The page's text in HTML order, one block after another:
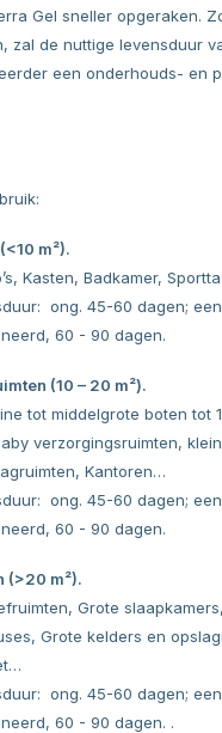
Gel sneller opgeraken.
zal de nuttige levensduur
een onderhouds- en
m²).
Kasten, Badkamer,
ong. 45-60 dagen;
60 - 90 dagen.
(10 – 20 m²).
tot middelgrote boten tot
verzorgingsruimten,
Kantoren…
ong. 45-60 dagen;
60 - 90 dagen.
(>20 m²).
Grote
Grote kelders en
ong. 45-60 dagen;
60 - 90 dagen. .